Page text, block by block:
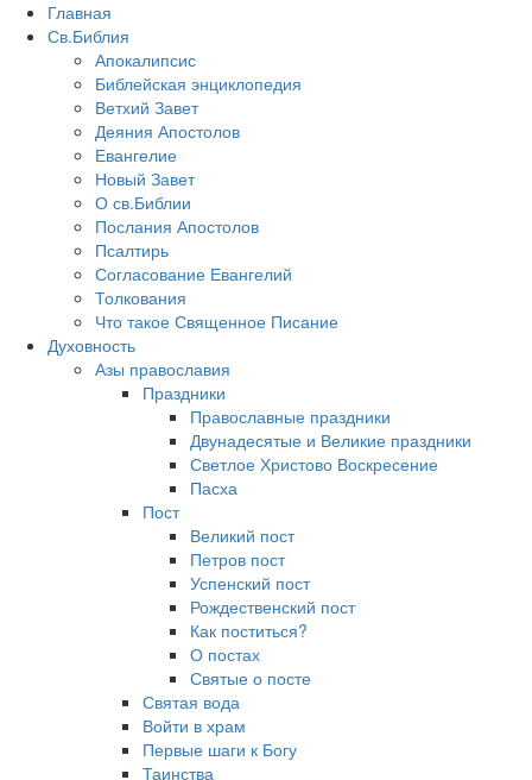
Главная
Св.Библия
Апокалипсис
Библейская энциклопедия
Ветхий Завет
Деяния Апостолов
Евангелие
Новый Завет
О св.Библии
Послания Апостолов
Псалтирь
Согласование Евангелий
Толкования
Что такое Священное Писание
Духовность
Азы православия
Праздники
Православные праздники
Двунадесятые и Великие праздники
Светлое Христово Воскресение
Пасха
Пост
Великий пост
Петров пост
Успенский пост
Рождественский пост
Как поститься?
О постах
Святые о посте
Святая вода
Войти в храм
Первые шаги к Богу
Таинства